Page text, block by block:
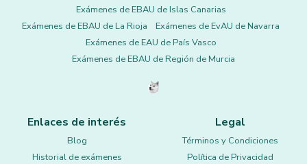
Exámenes de EBAU de Islas Canarias
Exámenes de EBAU de La Rioja
Exámenes de EvAU de Navarra
Exámenes de EAU de País Vasco
Exámenes de EBAU de Región de Murcia
Enlaces de interés
Blog
Historial de exámenes
Legal
Términos y Condiciones
Política de Privacidad